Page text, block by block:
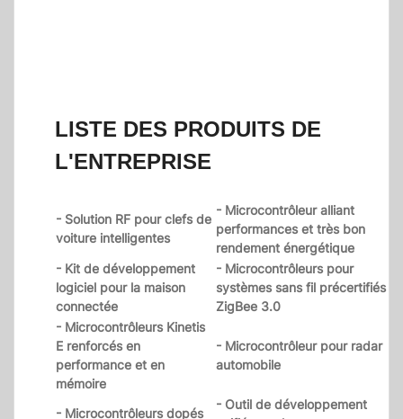
LISTE DES PRODUITS DE
L'ENTREPRISE
- Solution RF pour clefs de
voiture intelligentes
- Microcontrôleur alliant
performances et très bon
rendement énergétique
- Kit de développement
logiciel pour la maison
connectée
- Microcontrôleurs pour
systèmes sans fil précertifiés
ZigBee 3.0
- Microcontrôleurs Kinetis
E renforcés en
performance et en
mémoire
- Microcontrôleur pour radar
automobile
- Microcontrôleurs dopés
- Outil de développement